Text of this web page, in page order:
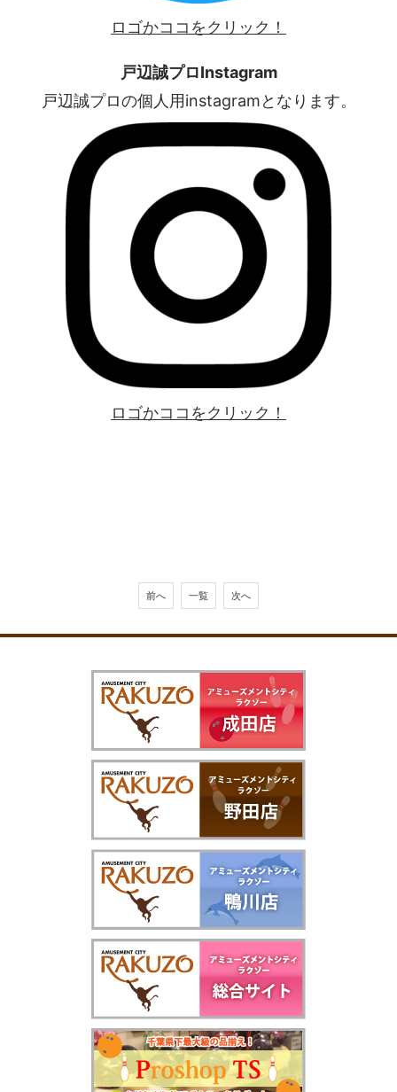
ロゴかココをクリック！
戸辺誠プロInstagram
戸辺誠プロの個人用instagramとなります。
ロゴかココをクリック！
前へ 一覧 次へ